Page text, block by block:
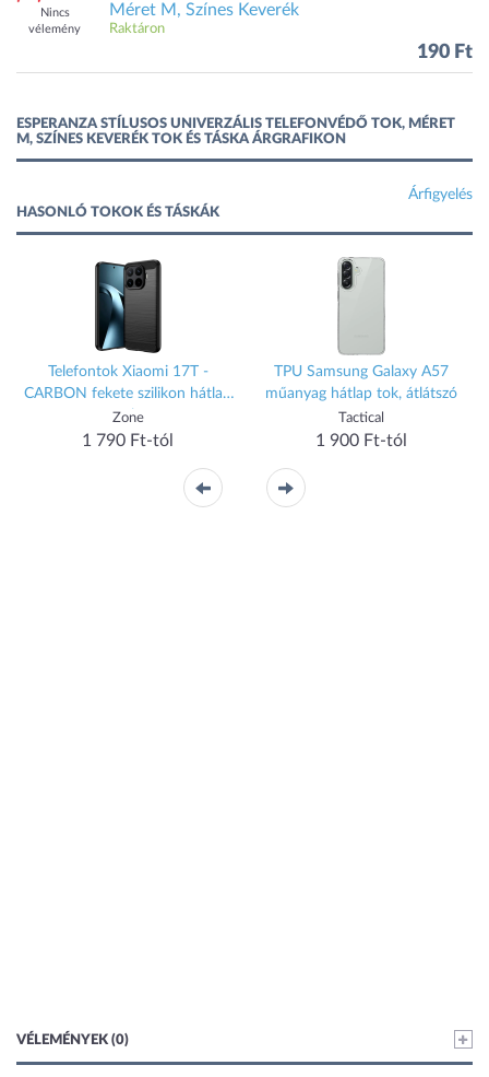
Nincs
vélemény
Méret M, Színes Keverék
Raktáron
190 Ft
ESPERANZA STÍLUSOS UNIVERZÁLIS TELEFONVÉDŐ TOK, MÉRET
M, SZÍNES KEVERÉK TOK ÉS TÁSKA ÁRGRAFIKON
Árfigyelés
HASONLÓ TOKOK ÉS TÁSKÁK
Telefontok Xiaomi 17T -
CARBON fekete szilikon hátlap
tok
Zone
1 790 Ft-tól
TPU Samsung Galaxy A57
műanyag hátlap tok, átlátszó
Tactical
1 900 Ft-tól
VÉLEMÉNYEK (0)